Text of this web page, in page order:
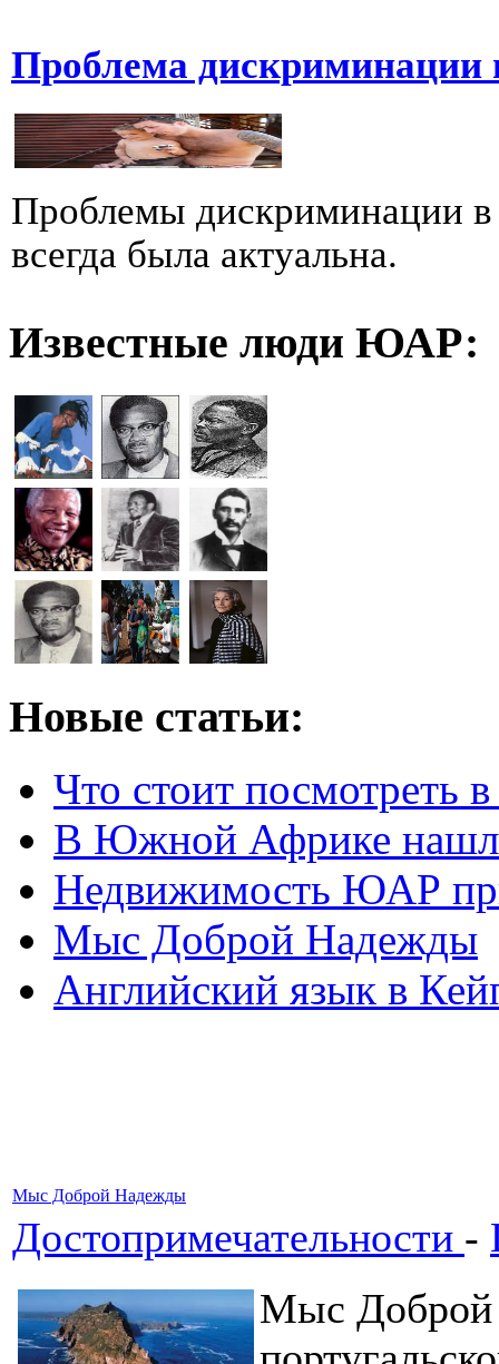
Проблема дискриминации
Проблемы дискриминации
всегда была актуальна.
Известные люди ЮАР:
Новые статьи:
Что стоит посмотреть
В Южной Африке
Недвижимость ЮАР
Мыс Доброй Надежды
Английский язык в
Мыс Доброй Надежды
Достопримечательности -
Мыс Доброй